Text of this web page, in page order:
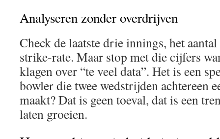
Analyseren zonder overdrijven
Check de laatste drie innings, het
strike‑rate. Maar stop met die cijfers
klagen over “te veel data”. Het is een
bowler die twee wedstrijden achtereen
maakt? Dat is geen toeval, dat is een
laten groeien.